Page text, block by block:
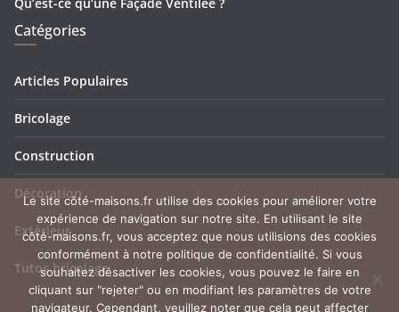
Catégories
Articles Populaires
Bricolage
Construction
Décoration
Extérieur
Tutos bricolage
Le site côté-maisons.fr utilise des cookies pour améliorer votre
expérience de navigation sur notre site. En utilisant le site
côté-maisons.fr, vous acceptez que nous utilisions des cookies
conformément à notre politique de confidentialité. Si vous
souhaitez désactiver les cookies, vous pouvez le faire en
cliquant sur "rejeter" ou en modifiant les paramètres de votre
navigateur. Cependant, veuillez noter que cela peut affecter